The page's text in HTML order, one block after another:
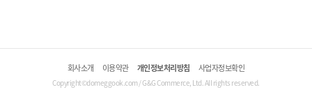
회사소개 이용약관 개인정보처리방침 사업자정보확인
Copyright©domeggook.com / G&G Commerce, Ltd. All rights reserved.